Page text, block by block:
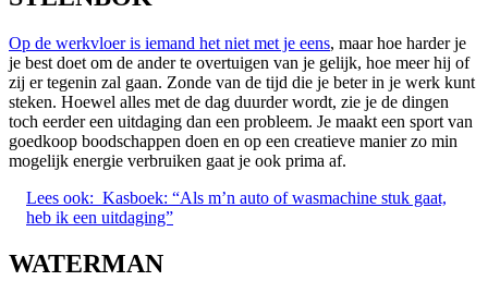
Op de werkvloer is iemand het niet met je eens, maar hoe harder je
je best doet om de ander te overtuigen van je gelijk, hoe meer hij of
zij er tegenin zal gaan. Zonde van de tijd die je beter in je werk kunt
steken. Hoewel alles met de dag duurder wordt, zie je de dingen
toch eerder een uitdaging dan een probleem. Je maakt een sport van
goedkoop boodschappen doen en op een creatieve manier zo min
mogelijk energie verbruiken gaat je ook prima af.
Lees ook: Kasboek: “Als m’n auto of wasmachine stuk gaat,
heb ik een uitdaging”
WATERMAN